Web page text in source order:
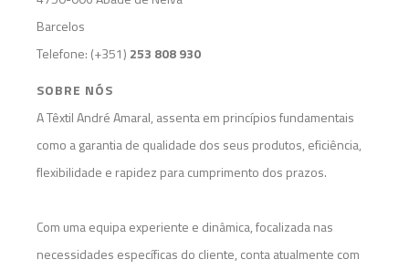
Barcelos
Telefone: (+351) 253 808 930
SOBRE NÓS
A Têxtil André Amaral, assenta em princípios fundamentais
como a garantia de qualidade dos seus produtos, eficiência,
flexibilidade e rapidez para cumprimento dos prazos.
Com uma equipa experiente e dinâmica, focalizada nas
necessidades específicas do cliente, conta atualmente com